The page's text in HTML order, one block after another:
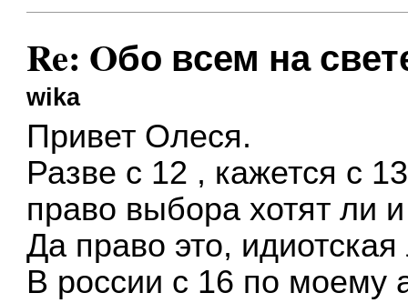
Re: Oбо всем на
wika
Привет Олеся.
Разве с 12 , кажется с
право выбора xотят ли
Да право это,
В россии с 16 по моему